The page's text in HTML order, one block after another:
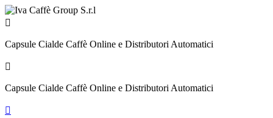

Capsule Cialde Caffè Online e Distributori Automatici

Capsule Cialde Caffè Online e Distributori Automatici
